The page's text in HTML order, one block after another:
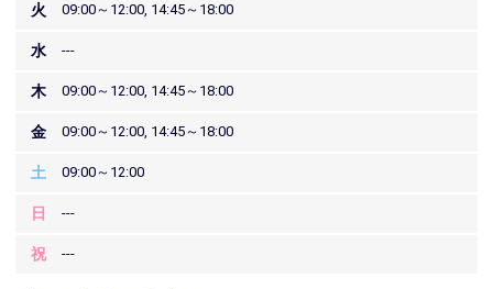
火 09:00～12:00, 14:45～18:00
水 ---
木 09:00～12:00, 14:45～18:00
金 09:00～12:00, 14:45～18:00
土 09:00～12:00
日 ---
祝 ---